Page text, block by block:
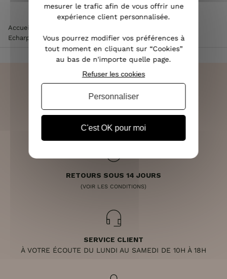
Accueil
Echarpe jaune verte grise Degradis
LIVRAISON RAPIDE
RETOURS SOUS 14 JOURS
(VOIR LES CONDITIONS)
SERVICE CLIENT
À VOTRE ÉCOUTE DU LUNDI AU SAMEDI DE 10H À 18H
mesurer le trafic afin de vous offrir une
expérience client personnalisée.
Vous pourrez modifier vos préférences à
tout moment en cliquant sur “Cookies”
au bas de n'importe quelle page.
C'est OK pour moi
Refuser les cookies
Personnaliser